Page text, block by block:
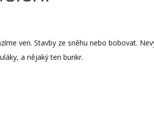
ven. Stavby ze sněhu nebo bobovat.
a nějaký ten bunkr.